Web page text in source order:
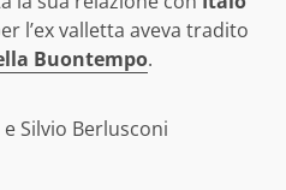
l’ex valletta aveva tradito
Buontempo.
Silvio Berlusconi